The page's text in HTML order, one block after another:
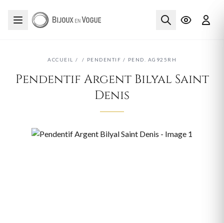
ACCUEIL / / PENDENTIF / PEND. AG925RH
Pendentif Argent Bilyal Saint
Denis